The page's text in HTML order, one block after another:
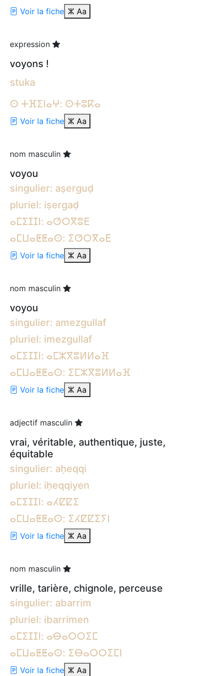
Voir la fiche ⵣ Aa
expression
voyons !
stuka
ⵙ ⵜⴼⵉⵏⴰⵖ: ⵙⵜⵓⴽⴰ
Voir la fiche ⵣ Aa
nom masculin
voyou
singulier: aṣerguḍ
pluriel: iṣergaḍ
ⴰⵎⵉⵊⵊⵏ: ⴰⵚⵔⴳⵓⴹ
ⴰⵎⵡⴰⵟⵟⴰⵙ: ⵉⵚⵔⴳⴰⴹ
Voir la fiche ⵣ Aa
nom masculin
voyou
singulier: amezgullaf
pluriel: imezgullaf
ⴰⵎⵉⵊⵊⵏ: ⴰⵎⵣⴳⵓⵍⵍⴰⴼ
ⴰⵎⵡⴰⵟⵟⴰⵙ: ⵉⵎⵣⴳⵓⵍⵍⴰⴼ
Voir la fiche ⵣ Aa
adjectif masculin
vrai, véritable, authentique, juste,
équitable
singulier: aḥeqqi
pluriel: iḥeqqiyen
ⴰⵎⵉⵊⵊⵏ: ⴰⵃⵇⵇⵉ
ⴰⵎⵡⴰⵟⵟⴰⵙ: ⵉⵃⵇⵇⵉⵢⵏ
Voir la fiche ⵣ Aa
nom masculin
vrille, tarière, chignole, perceuse
singulier: abarrim
pluriel: ibarrimen
ⴰⵎⵉⵊⵊⵏ: ⴰⴱⴰⵔⵔⵉⵎ
ⴰⵎⵡⴰⵟⵟⴰⵙ: ⵉⴱⴰⵔⵔⵉⵎⵏ
Voir la fiche ⵣ Aa